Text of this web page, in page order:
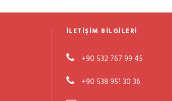
İLETIŞIM BILGILERI
+90 532 767 99 45
+90 538 951 30 36